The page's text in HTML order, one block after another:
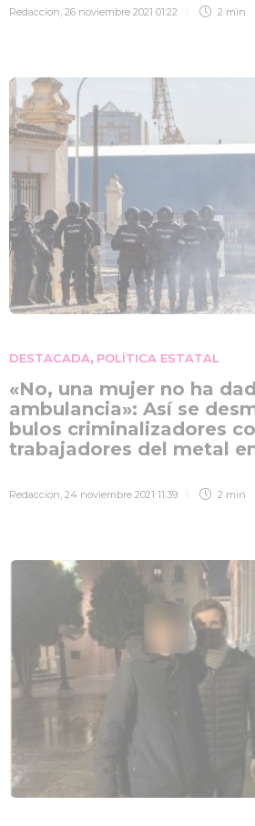
Redaccion, 26 noviembre 2021 01:22 2 min
DESTACADA, POLÍTICA ESTATAL
«No, una mujer no ha
ambulancia»: Así se
bulos criminalizadores
trabajadores del metal
Redaccion, 24 noviembre 2021 11:39 2 min